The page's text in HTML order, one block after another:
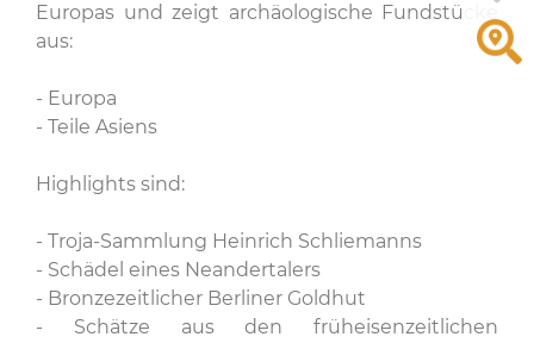
Europas und zeigt archäologische Fundstücke
aus:
- Europa
- Teile Asiens
Highlights sind:
- Troja-Sammlung Heinrich Schliemanns
- Schädel eines Neandertalers
- Bronzezeitlicher Berliner Goldhut
- Schätze aus den früheisenzeitlichen